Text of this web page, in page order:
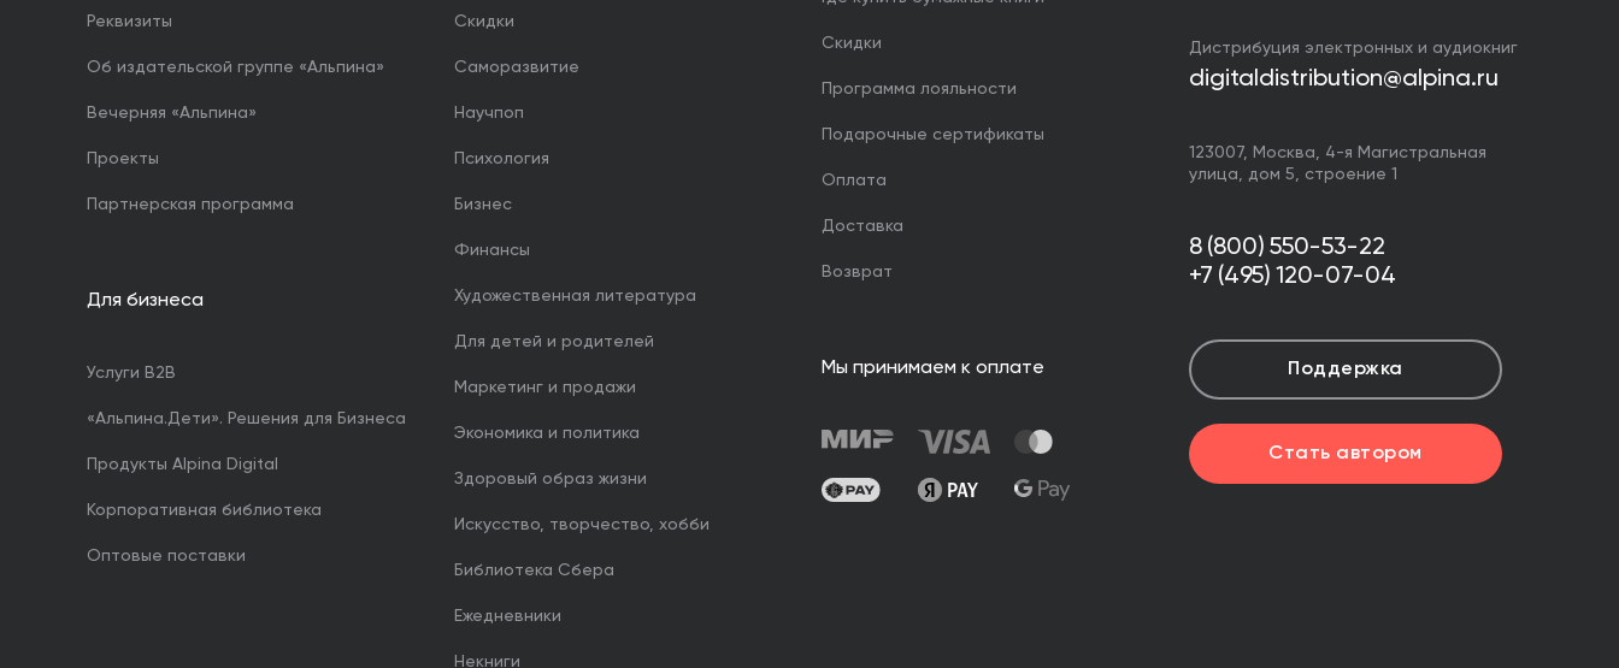
Реквизиты
Об издательской группе «Альпина»
Вечерняя «Альпина»
Проекты
Партнерская программа
Для бизнеса
Услуги B2B
«Альпина.Дети». Решения для Бизнеса
Продукты Alpina Digital
Корпоративная библиотека
Оптовые поставки
Скидки
Саморазвитие
Научпоп
Психология
Бизнес
Финансы
Художественная литература
Для детей и родителей
Маркетинг и продажи
Экономика и политика
Здоровый образ жизни
Искусство, творчество, хобби
Библиотека Сбера
Ежедневники
Некниги
Скидки
Программа лояльности
Подарочные сертификаты
Оплата
Доставка
Возврат
Мы принимаем к оплате
Дистрибуция электронных и аудиокниг
digitaldistribution@alpina.ru
123007, Москва, 4-я Магистральная
улица, дом 5, строение 1
8 (800) 550-53-22
+7 (495) 120-07-04
Поддержка
Стать автором